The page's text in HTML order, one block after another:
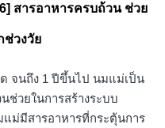
สารอาหารครบถ้วน ช่วย
ช่วงวัย
จนถึง 1 ปีขึ้นไป นมแม่เป็น
ช่วยในการสร้างระบบ
ม่มีสารอาหารที่กระตุ้นการ